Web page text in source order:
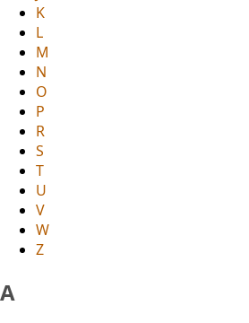
K
L
M
N
O
P
R
S
T
U
V
W
Z
A